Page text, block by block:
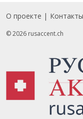
Footer
О проекте Контакты
© 2026 rusaccent.ch